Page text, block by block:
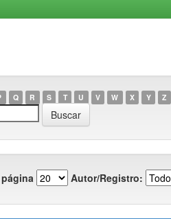
Q R S T U V W X Y Z
Autor/Registro: